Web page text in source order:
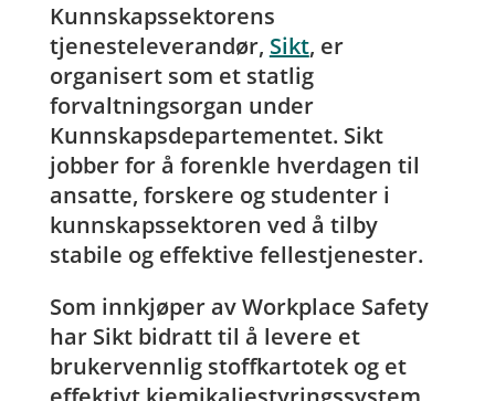
Kunnskapssektorens
tjenesteleverandør, Sikt, er
organisert som et statlig
forvaltningsorgan under
Kunnskapsdepartementet. Sikt
jobber for å forenkle hverdagen til
ansatte, forskere og studenter i
kunnskapssektoren ved å tilby
stabile og effektive fellestjenester.
Som innkjøper av Workplace Safety
har Sikt bidratt til å levere et
brukervennlig stoffkartotek og et